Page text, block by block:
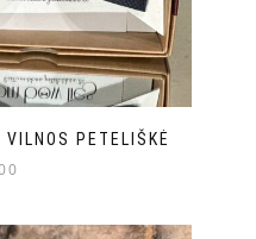
PETELIŠKĖ